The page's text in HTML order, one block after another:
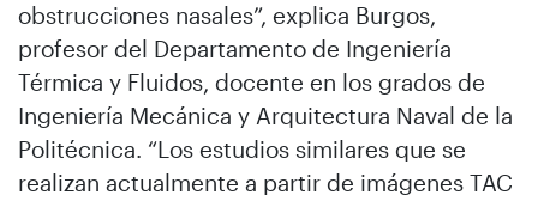
obstrucciones nasales”, explica Burgos,
profesor del Departamento de Ingeniería
Térmica y Fluidos, docente en los grados de
Ingeniería Mecánica y Arquitectura Naval de la
Politécnica. “Los estudios similares que se
realizan actualmente a partir de imágenes TAC